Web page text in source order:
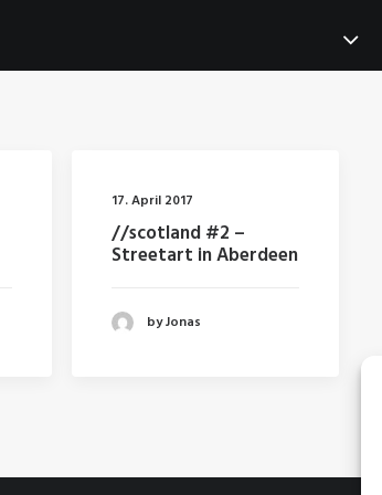
17. April 2017
//scotland #2 –
Streetart in Aberdeen
by Jonas